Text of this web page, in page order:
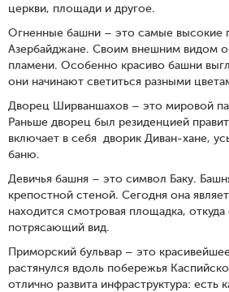
церкви, площади и другое.
Огненные башни – это самые высокие
Азербайджане. Своим внешним видом
пламени. Особенно красиво башни
они начинают светиться разными
Дворец Ширваншахов – это мировой
Раньше дворец был резиденцией
включает в себя дворик Диван-хане,
баню.
Девичья башня – это символ Баку.
крепостной стеной. Сегодня она
находится смотровая площадка, откуда
потрясающий вид.
Приморский бульвар – это
растянулся вдоль побережья
отлично развита инфраструктура: есть